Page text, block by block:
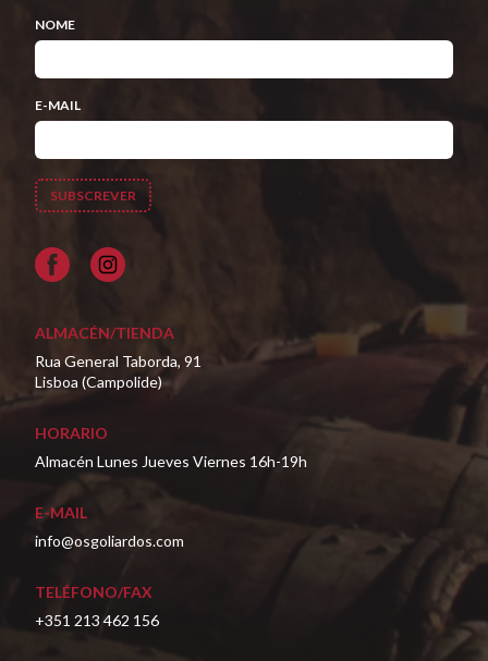
NOME
E-MAIL
Facebook
ALMACÉN/TIENDA
Rua General Taborda, 91
Lisboa (Campolide)
HORARIO
Almacén Lunes Jueves Viernes 16h-19h
E-MAIL
info@osgoliardos.com
TELÉFONO/FAX
+351 213 462 156